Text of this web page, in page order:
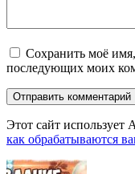
Сохранить моё имя,
последующих моих
Этот сайт использует
как обрабатываются